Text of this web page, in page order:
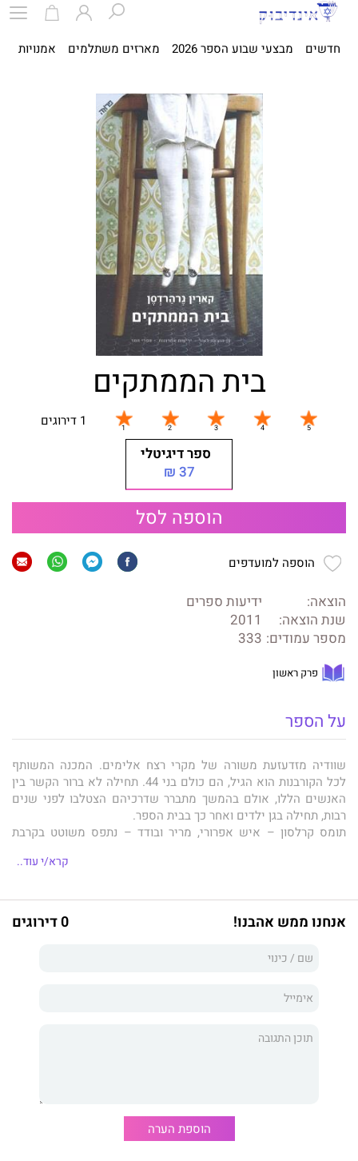
חדשים מבצעי שבוע הספר 2026 מארזים משתלמים אמנויות
בית הממתקים
1 דירוגים
ספר דיגיטלי
37 ₪
הוספה לסל
הוספה למועדפים
הוצאה:
ידיעות ספרים
שנת הוצאה:
2011
מספר עמודים: 333
פרק ראשון
על הספר
שוודיה מזדעזעת משורה של מקרי רצח אלימים. המכנה המשותף
לכל הקורבנות הוא הגיל, הם כולם בני 44. תחילה לא ברור הקשר בין
האנשים הללו, אולם בהמשך מתברר שדרכיהם הצטלבו לפני שנים
רבות, תחילה בגן ילדים ואחר כך בבית הספר.
תומס קרלסון – איש אפרורי, מריר ובודד – נתפס משוטט בקרבת
למוד סבל שספג התעללויות מחבריו ללימודים. זיכרונות העבר אינם
למסע נקמה באלה שהכו אותו, רדו בו, הרסו את חייו?
המסורת הסקנדינבית.
קארין גרהרדסן
לכתיבה, ולפיכך חיברה את סדרת ספרי המתח המרבי (על שם תחנת
הוא הספר הפותח את הסדרה. בימים אלה עובדת
קרא/י עוד..
אנחנו ממש אהבנו! 0 דירוגים
הוספת הערה